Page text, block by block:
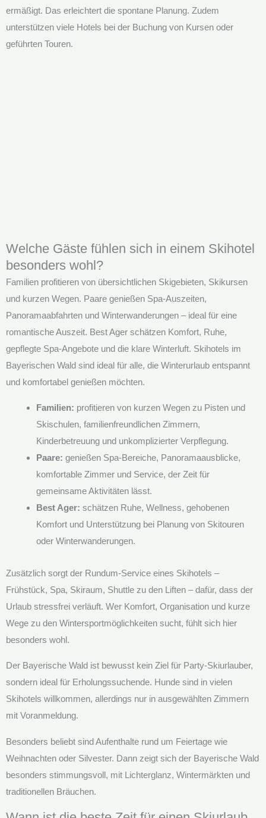
ermäßigt. Das erleichtert die spontane Planung. Zudem
unterstützen viele Hotels bei der Buchung von Kursen oder
geführten Touren.
Welche Gäste fühlen sich in einem Skihotel
besonders wohl?
Familien profitieren von übersichtlichen Skigebieten, Skikursen
und kurzen Wegen. Paare genießen Spa-Auszeiten,
Panoramaabfahrten und Winterwanderungen – ideal für eine
romantische Auszeit. Best Ager schätzen Komfort, Ruhe,
gepflegte Spa-Angebote und die klare Winterluft. Skihotels im
Bayerischen Wald sind ideal für alle, die Winterurlaub entspannt
und komfortabel genießen möchten.
Familien: profitieren von kurzen Wegen zu Pisten und
Skischulen, familienfreundlichen Zimmern,
Kinderbetreuung und unkomplizierter Verpflegung.
Paare: genießen Spa-Bereiche, Panoramaausblicke,
komfortable Zimmer und Service, der Zeit für
gemeinsame Aktivitäten lässt.
Best Ager: schätzen Ruhe, Wellness, gehobenen
Komfort und Unterstützung bei Planung von Skitouren
oder Winterwanderungen.
Zusätzlich sorgt der Rundum-Service eines Skihotels –
Frühstück, Spa, Skiraum, Shuttle zu den Liften – dafür, dass der
Urlaub stressfrei verläuft. Wer Komfort, Organisation und kurze
Wege zu den Wintersportmöglichkeiten sucht, fühlt sich hier
besonders wohl.
Der Bayerische Wald ist bewusst kein Ziel für Party-Skiurlauber,
sondern ideal für Erholungssuchende. Hunde sind in vielen
Skihotels willkommen, allerdings nur in ausgewählten Zimmern
mit Voranmeldung.
Besonders beliebt sind Aufenthalte rund um Feiertage wie
Weihnachten oder Silvester. Dann zeigt sich der Bayerische Wald
besonders stimmungsvoll, mit Lichterglanz, Wintermärkten und
traditionellen Bräuchen.